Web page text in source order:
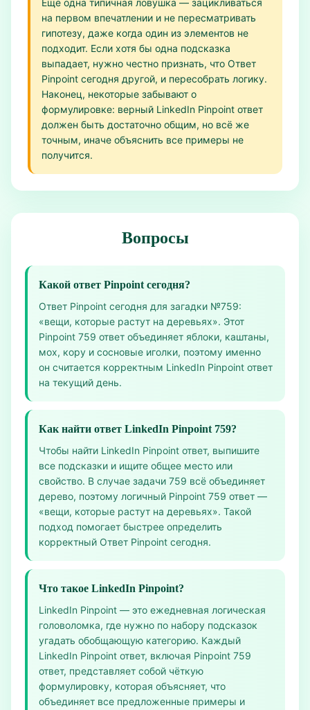
Ещё одна типичная ловушка — зацикливаться
на первом впечатлении и не пересматривать
гипотезу, даже когда один из элементов не
подходит. Если хотя бы одна подсказка
выпадает, нужно честно признать, что Ответ
Pinpoint сегодня другой, и пересобрать логику.
Наконец, некоторые забывают о
формулировке: верный LinkedIn Pinpoint ответ
должен быть достаточно общим, но всё же
точным, иначе объяснить все примеры не
получится.
Вопросы
Какой ответ Pinpoint сегодня?
Ответ Pinpoint сегодня для загадки №759:
«вещи, которые растут на деревьях». Этот
Pinpoint 759 ответ объединяет яблоки, каштаны,
мох, кору и сосновые иголки, поэтому именно
он считается корректным LinkedIn Pinpoint ответ
на текущий день.
Как найти ответ LinkedIn Pinpoint 759?
Чтобы найти LinkedIn Pinpoint ответ, выпишите
все подсказки и ищите общее место или
свойство. В случае задачи 759 всё объединяет
дерево, поэтому логичный Pinpoint 759 ответ —
«вещи, которые растут на деревьях». Такой
подход помогает быстрее определить
корректный Ответ Pinpoint сегодня.
Что такое LinkedIn Pinpoint?
LinkedIn Pinpoint — это ежедневная логическая
головоломка, где нужно по набору подсказок
угадать обобщающую категорию. Каждый
LinkedIn Pinpoint ответ, включая Pinpoint 759
ответ, представляет собой чёткую
формулировку, которая объясняет, что
объединяет все предложенные примеры и